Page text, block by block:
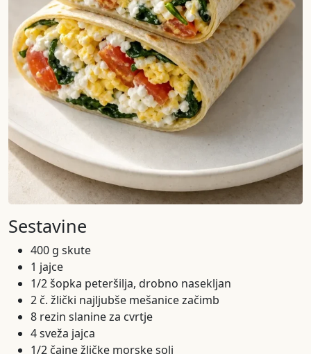
Sestavine
400 g skute
1 jajce
1/2 šopka peteršilja, drobno nasekljan
2 č. žlički najljubše mešanice začimb
8 rezin slanine za cvrtje
4 sveža jajca
1/2 čajne žličke morske soli